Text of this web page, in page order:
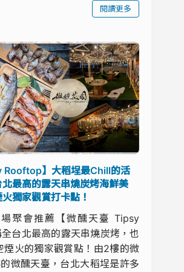
閱讀更多
Rooftop】大稻埕最Chill的活
最高的露天串燒炭烤海鮮美
獨家觀賞打卡點！
聚會推薦【微醺天臺 Tipsy
台北最高的露天串燒炭烤，也
煙火的獨家觀賞點！由2樓的微
微醺天臺，台北大稻埕是許多